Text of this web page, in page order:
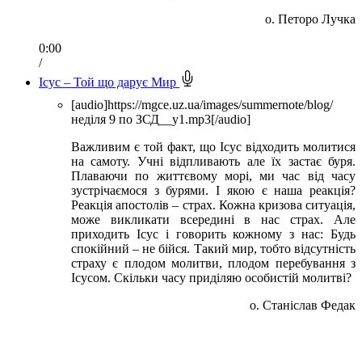
о. Петоро Лучка
0:00
/
Ісус – Той що дарує Мир
[audio]https://mgce.uz.ua/images/summernote/blog/
неділя 9 по ЗСД__y1.mp3[/audio]
Важливим є той факт, що Ісус відходить молитися
на самоту. Учні відпливають але їх застає буря.
Плаваючи по життєвому морі, ми час від часу
зустрічаємося з бурями. І якою є наша реакція?
Реакція апостолів – страх. Кожна кризова ситуація,
може викликати всередині в нас страх. Але
приходить Ісус і говорить кожному з нас: Будь
спокійний – не бійся. Такий мир, тобто відсутність
страху є плодом молитви, плодом перебування з
Ісусом. Скільки часу приділяю особистій молитві?
о. Станіслав Федак